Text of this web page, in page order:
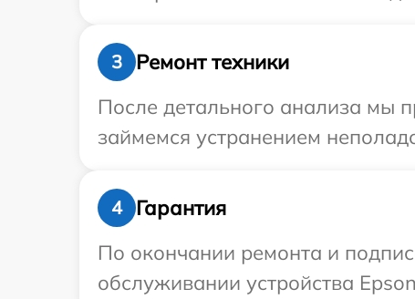
3
Ремонт техники
После детального анализа мы
займемся устранением
4
Гарантия
По окончании ремонта и
обслуживании устройства